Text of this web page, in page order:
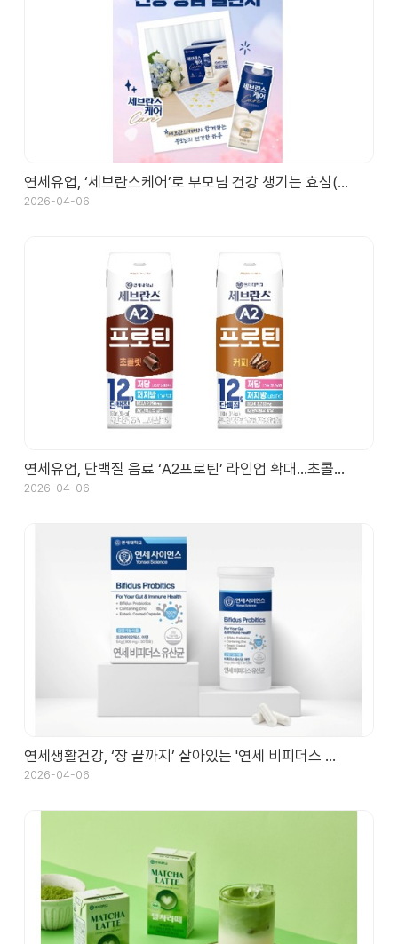
연세유업, ‘세브란스케어’로 부모님 건강 챙기는 효심(…
2026-04-06
연세유업, 단백질 음료 ‘A2프로틴’ 라인업 확대…초콜…
2026-04-06
연세생활건강, ‘장 끝까지’ 살아있는 '연세 비피더스 …
2026-04-06